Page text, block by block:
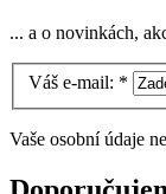
... a o novinkách,
Váš e-mail: *
Vaše osobní údaje